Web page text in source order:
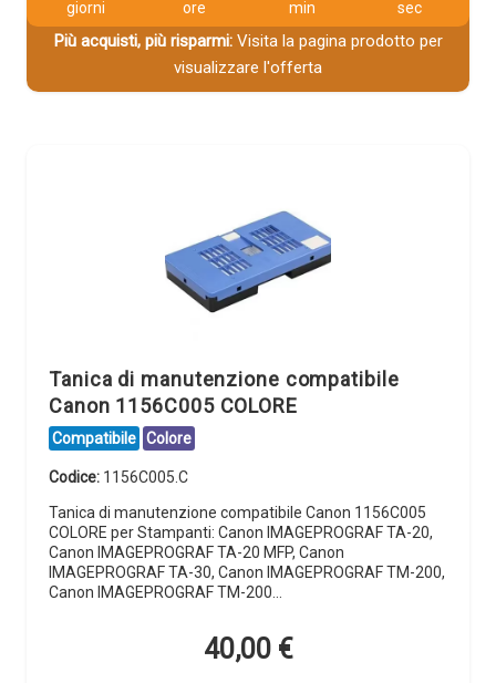
giorni ore min sec
Più acquisti, più risparmi:Visita la pagina prodotto per
visualizzare l'offerta
Tanica di manutenzione compatibile
Canon 1156C005 COLORE
Compatibile Colore
Codice: 1156C005.C
Tanica di manutenzione compatibile Canon 1156C005
COLORE per Stampanti: Canon IMAGEPROGRAF TA-20,
Canon IMAGEPROGRAF TA-20 MFP, Canon
IMAGEPROGRAF TA-30, Canon IMAGEPROGRAF TM-200,
Canon IMAGEPROGRAF TM-200…
40,00 €